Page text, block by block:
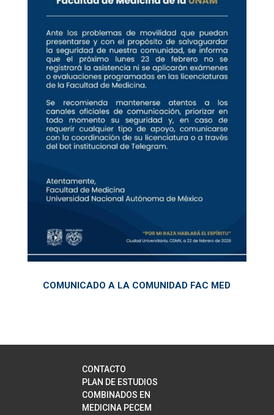
COMUNICADO A LA COMUNIDAD FAC MED
CONTACTO
PLAN DE ESTUDIOS
COMBINADOS EN
MEDICINA PECEM